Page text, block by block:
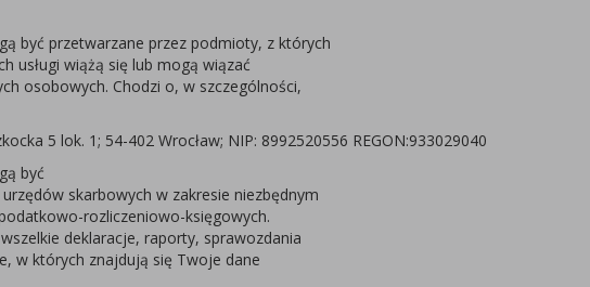
być przetwarzane przez podmioty, z których
usługi wiążą się lub mogą wiązać
osobowych. Chodzi o, w szczególności,
5 lok. 1; 54-402 Wrocław; NIP: 8992520556 REGON:933029040
być
skarbowych w zakresie niezbędnym
rozliczeniowo-księgowych.
deklaracje, raporty, sprawozdania
w których znajdują się Twoje dane